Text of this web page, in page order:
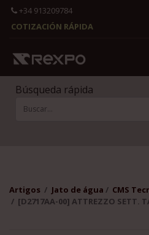
+34 913209784
COTIZACIÓN RÁPIDA
Búsqueda rápida
Artigos Jato de água
CMS
[D2717AA-00] ATTREZZO SETT.